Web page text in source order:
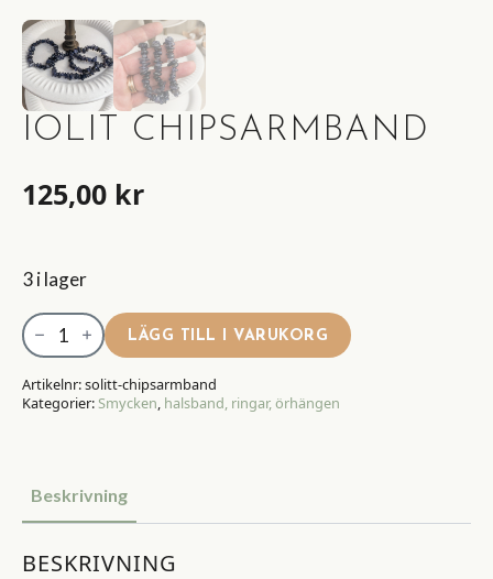
IOLIT CHIPSARMBAND
125,00 kr
3 i lager
Iolit
Chipsarmband
mängd
LÄGG TILL I VARUKORG
Artikelnr:solitt-chipsarmband
Kategorier:Smycken, halsband, ringar, örhängen
Beskrivning
BESKRIVNING